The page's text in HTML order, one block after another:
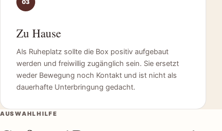
03
Zu Hause
Als Ruheplatz sollte die Box positiv aufgebaut
werden und freiwillig zugänglich sein. Sie ersetzt
weder Bewegung noch Kontakt und ist nicht als
dauerhafte Unterbringung gedacht.
AUSWAHLHILFE